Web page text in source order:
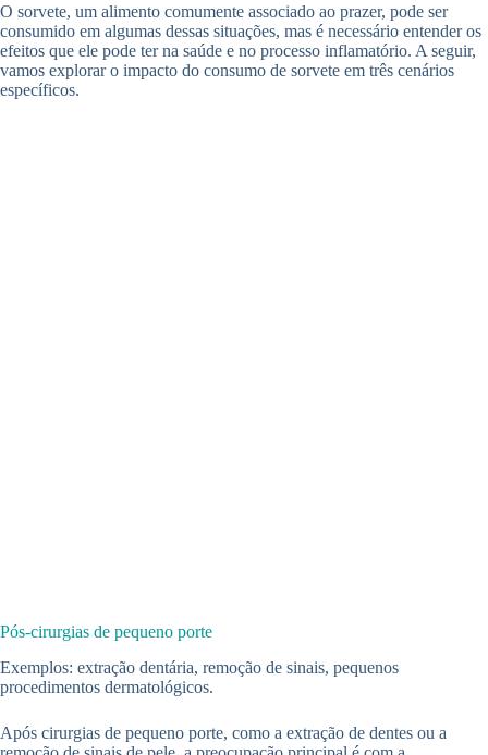
O sorvete, um alimento comumente associado ao prazer, pode ser
consumido em algumas dessas situações, mas é necessário entender os
efeitos que ele pode ter na saúde e no processo inflamatório. A seguir,
vamos explorar o impacto do consumo de sorvete em três cenários
específicos.
Pós-cirurgias de pequeno porte
Exemplos: extração dentária, remoção de sinais, pequenos
procedimentos dermatológicos.
Após cirurgias de pequeno porte, como a extração de dentes ou a